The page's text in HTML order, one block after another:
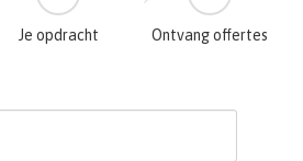
Je opdracht Ontvang offertes